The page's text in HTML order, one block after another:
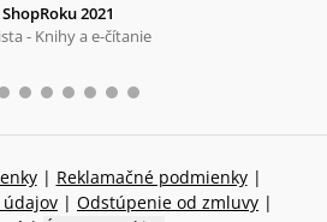
ShopRoku 2021
- Knihy a e-čítanie
| Reklamačné podmienky |
| Odstúpenie od zmluvy |